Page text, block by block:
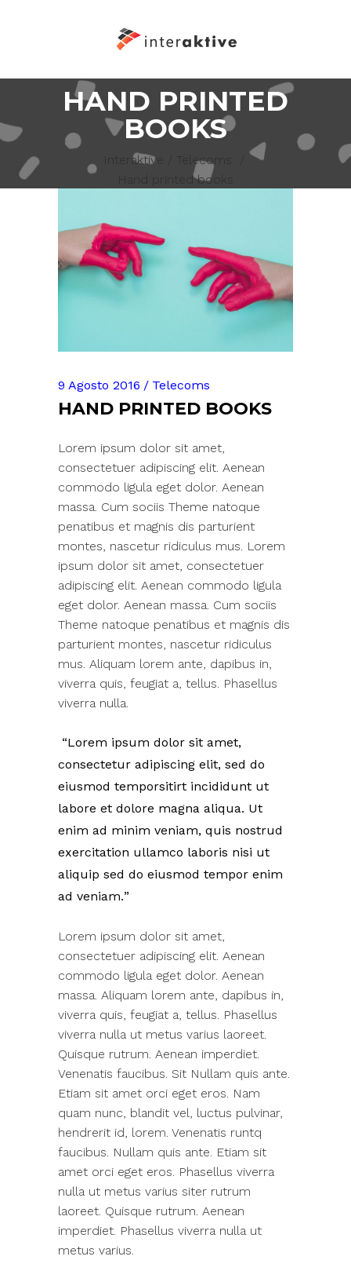
HAND PRINTED
BOOKS
Interaktive Telecoms
Hand printed books
9 Agosto 2016 Telecoms
HAND PRINTED BOOKS
Lorem ipsum dolor sit amet,
consectetuer adipiscing elit. Aenean
commodo ligula eget dolor. Aenean
massa. Cum sociis Theme natoque
penatibus et magnis dis parturient
montes, nascetur ridiculus mus. Lorem
ipsum dolor sit amet, consectetuer
adipiscing elit. Aenean commodo ligula
eget dolor. Aenean massa. Cum sociis
Theme natoque penatibus et magnis dis
parturient montes, nascetur ridiculus
mus. Aliquam lorem ante, dapibus in,
viverra quis, feugiat a, tellus. Phasellus
viverra nulla.
Lorem ipsum dolor sit amet,
consectetur adipiscing elit, sed do
eiusmod temporsitirt incididunt ut
labore et dolore magna aliqua. Ut
enim ad minim veniam, quis nostrud
exercitation ullamco laboris nisi ut
aliquip sed do eiusmod tempor enim
ad veniam.
Lorem ipsum dolor sit amet,
consectetuer adipiscing elit. Aenean
commodo ligula eget dolor. Aenean
massa. Aliquam lorem ante, dapibus in,
viverra quis, feugiat a, tellus. Phasellus
viverra nulla ut metus varius laoreet.
Quisque rutrum. Aenean imperdiet.
Venenatis faucibus. Sit Nullam quis ante.
Etiam sit amet orci eget eros. Nam
quam nunc, blandit vel, luctus pulvinar,
hendrerit id, lorem. Venenatis runtq
faucibus. Nullam quis ante. Etiam sit
amet orci eget eros. Phasellus viverra
nulla ut metus varius siter rutrum
laoreet. Quisque rutrum. Aenean
imperdiet. Phasellus viverra nulla ut
metus varius.